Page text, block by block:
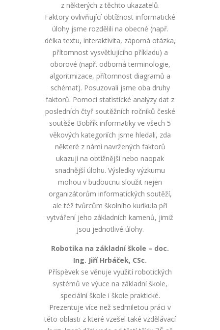
z některých z těchto ukazatelů.
Faktory ovlivňující obtížnost informatické
úlohy jsme rozdělili na obecné (např.
délka textu, interaktivita, záporná otázka,
přítomnost vysvětlujícího příkladu) a
oborové (např. odborná terminologie,
algoritmizace, přítomnost diagramů a
schémat). Posuzovali jsme oba druhy
faktorů. Pomocí statistické analýzy dat z
posledních čtyř soutěžních ročníků české
soutěže Bobřík informatiky ve všech 5
věkových kategoriích jsme hledali, zda
některé z námi navržených faktorů
ukazují na obtížnější nebo naopak
snadnější úlohu. Výsledky výzkumu
mohou v budoucnu sloužit nejen
organizátorům informatických soutěží,
ale též tvůrcům školního kurikula při
vytváření jeho základních kamenů, jimiž
jsou jednotlivé úlohy.
Robotika na základní škole – doc.
Ing. Jiří Hrbáček, CSc.
Příspěvek se věnuje využití robotických
systémů ve výuce na základní škole,
speciální škole i škole praktické.
Prezentuje více než sedmiletou práci v
této oblasti z které vzešel také vzdělávací